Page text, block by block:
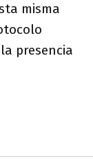
misma
presencia